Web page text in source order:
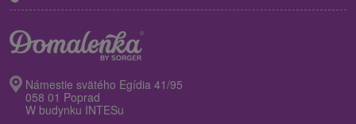
Námestie svätého Egídia 41/95
058 01 Poprad
W budynku INTESu